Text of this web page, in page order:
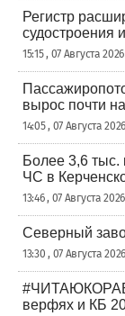
Регистр
судостроения
15:15 , 07 Августа
вырос почти
14:05 , 07 Августа
Более 3,6 тыс.
ЧС в
13:46 , 07 Августа
Северный
13:30 , 07 Августа
верфях и КБ